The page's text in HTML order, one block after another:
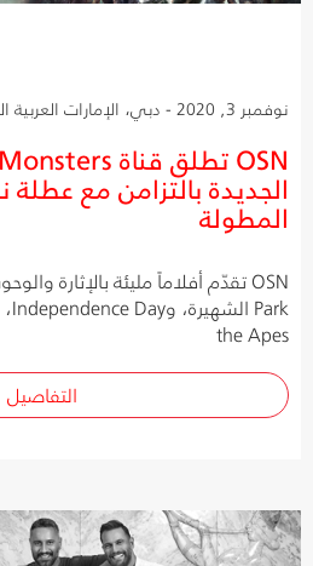
نوفمبر 3, 2020 - دبي، الإمارات العربية المتحدة
الجديدة بالتزامن مع عطلة
المطولة
the Apes
التفاصيل